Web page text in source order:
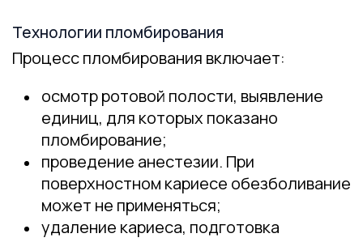
Технологии пломбирования
Процесс пломбирования включает:
осмотр ротовой полости, выявление
единиц, для которых показано
пломбирование;
проведение анестезии. При
поверхностном кариесе обезболивание
может не применяться;
удаление кариеса, подготовка